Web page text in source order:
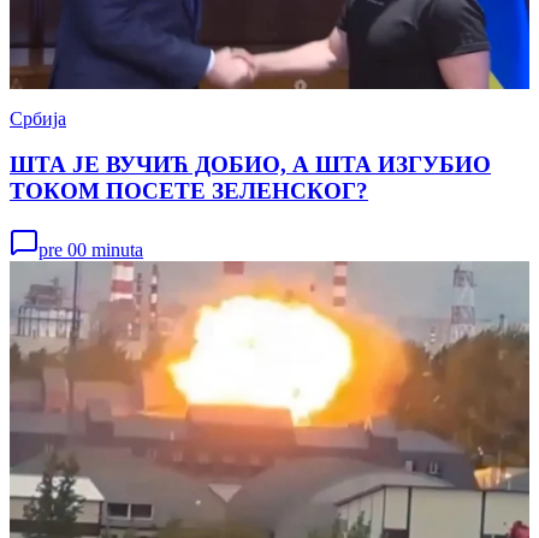
Србија
ШТА ЈЕ ВУЧИЋ ДОБИО, А ШТА ИЗГУБИО
ТОКОМ ПОСЕТЕ ЗЕЛЕНСКОГ?
pre 00 minuta